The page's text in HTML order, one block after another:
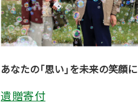
遺贈寄付
あなたの「思い」を未来の笑顔に